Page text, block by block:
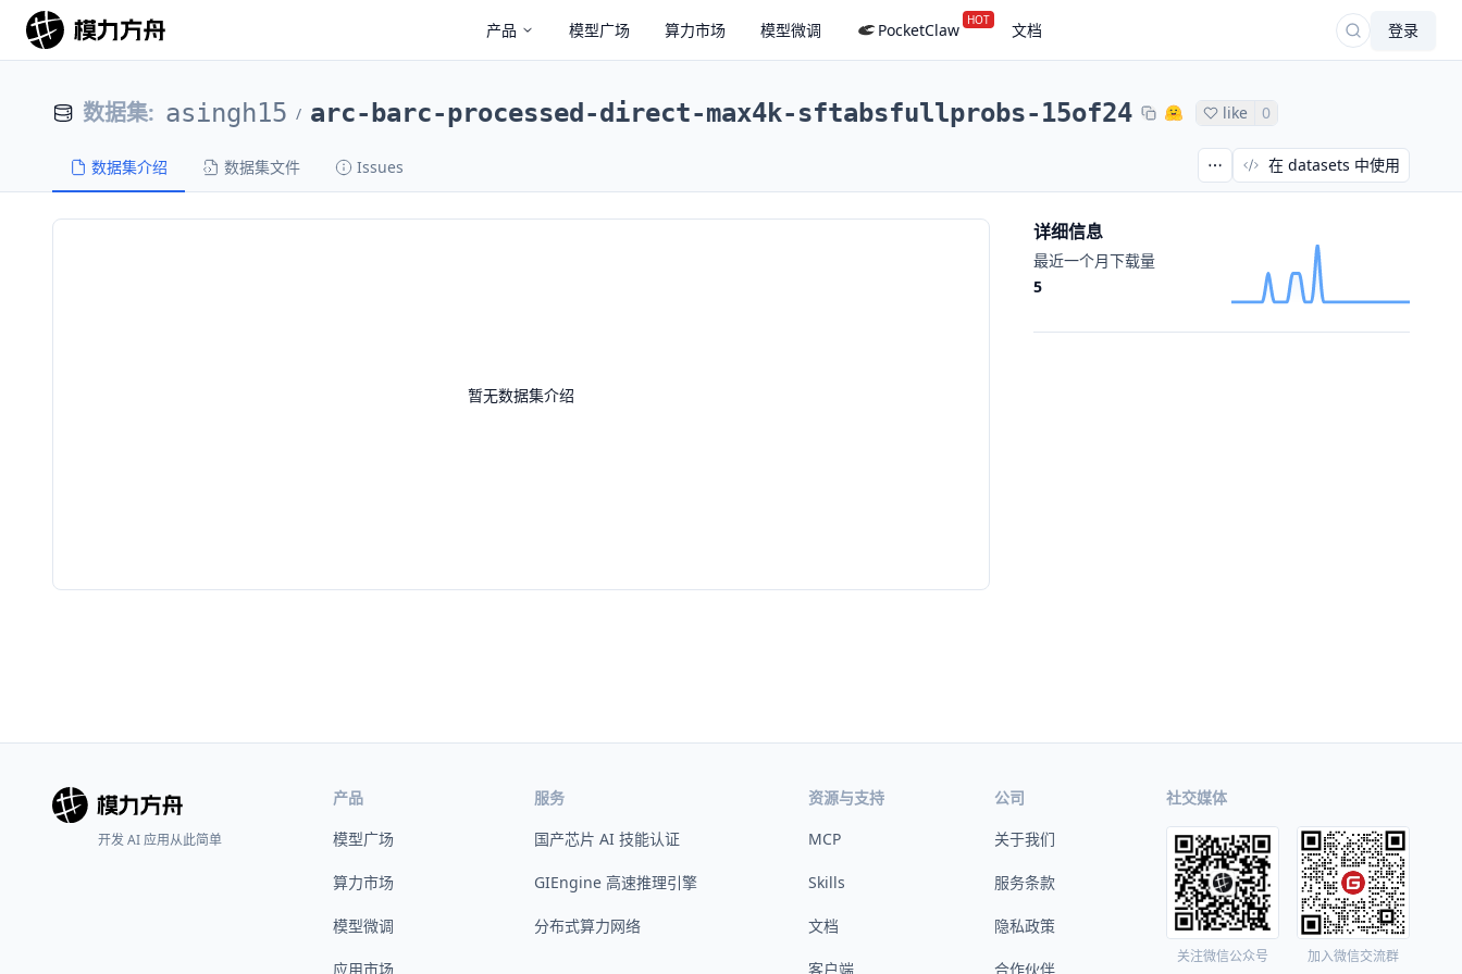
产品 模型广场 算力市场 模型微调 PocketClaw HOT 文档 登录
数据集: asingh15 / arc-barc-processed-direct-max4k-sftabsfullprobs-15of24 like 0
数据集介绍 数据集文件 Issues 在 datasets 中使用
暂无数据集介绍
详细信息
最近一个月下载量
5
开发 AI 应用从此简单
产品
模型广场
算力市场
模型微调
应用市场
服务
国产芯片 AI 技能认证
GIEngine 高速推理引擎
分布式算力网络
资源与支持
MCP
Skills
文档
客户端
公司
关于我们
服务条款
隐私政策
合作伙伴
社交媒体
关注微信公众号 加入微信交流群